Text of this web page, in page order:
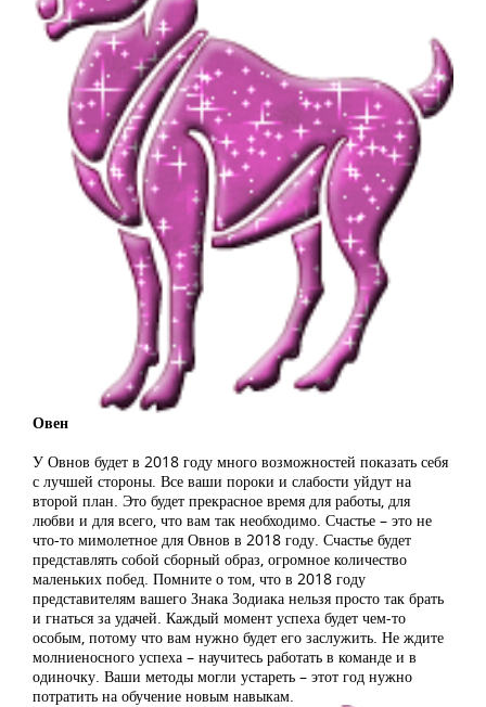
Овен
У Овнов будет в 2018 году много возможностей показать себя
с лучшей стороны. Все ваши пороки и слабости уйдут на
второй план. Это будет прекрасное время для работы, для
любви и для всего, что вам так необходимо. Счастье – это не
что-то мимолетное для Овнов в 2018 году. Счастье будет
представлять собой сборный образ, огромное количество
маленьких побед. Помните о том, что в 2018 году
представителям вашего Знака Зодиака нельзя просто так брать
и гнаться за удачей. Каждый момент успеха будет чем-то
особым, потому что вам нужно будет его заслужить. Не ждите
молниеносного успеха – научитесь работать в команде и в
одиночку. Ваши методы могли устареть – этот год нужно
потратить на обучение новым навыкам.